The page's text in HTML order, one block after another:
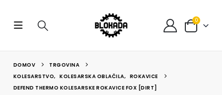
0
DOMOV
TRGOVINA
KOLESARSTVO, KOLESARSKA OBLAČILA, ROKAVICE
DEFEND THERMO KOLESARSKE ROKAVICE FOX [DIRT]